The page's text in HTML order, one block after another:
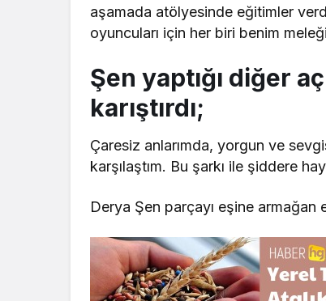
aşamada atölyesinde eğitimler
oyuncuları için her biri benim
Şen yaptığı diğer
karıştırdı;
Çaresiz anlarımda, yorgun ve
karşılaştım. Bu şarkı ile şiddere
Derya Şen parçayı eşine armağan